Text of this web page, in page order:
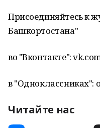
Присоединяйтесь к
Башкортостана"
во "Вконтакте":
в "Одноклассниках":
Читайте нас